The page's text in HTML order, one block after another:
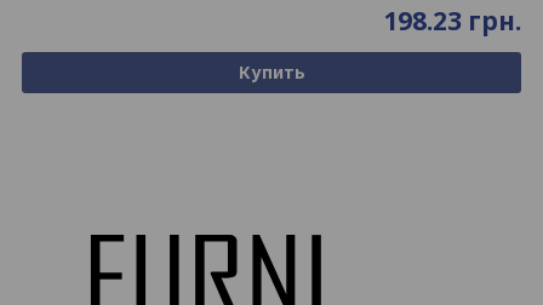
198.23 грн.
Купить